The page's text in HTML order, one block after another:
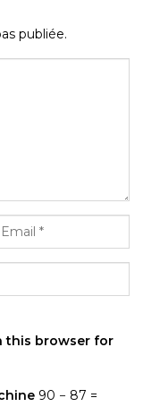
publiée.
this browser for
90 − 87 =